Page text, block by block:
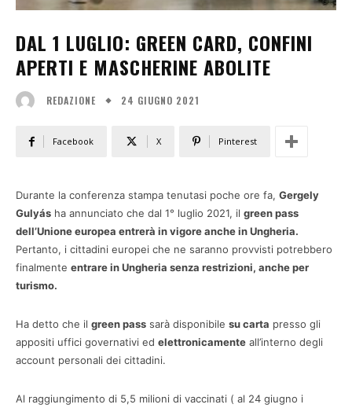
DAL 1 LUGLIO: GREEN CARD, CONFINI
APERTI E MASCHERINE ABOLITE
REDAZIONE 24 GIUGNO 2021
Facebook X Pinterest
Durante la conferenza stampa tenutasi poche ore fa, Gergely
Gulyás ha annunciato che dal 1° luglio 2021, il green pass
dell’Unione europea entrerà in vigore anche in Ungheria.
Pertanto, i cittadini europei che ne saranno provvisti potrebbero
finalmente entrare in Ungheria senza restrizioni, anche per
turismo.
Ha detto che il green pass sarà disponibile su carta presso gli
appositi uffici governativi ed elettronicamente all’interno degli
account personali dei cittadini.
Al raggiungimento di 5,5 milioni di vaccinati ( al 24 giugno i